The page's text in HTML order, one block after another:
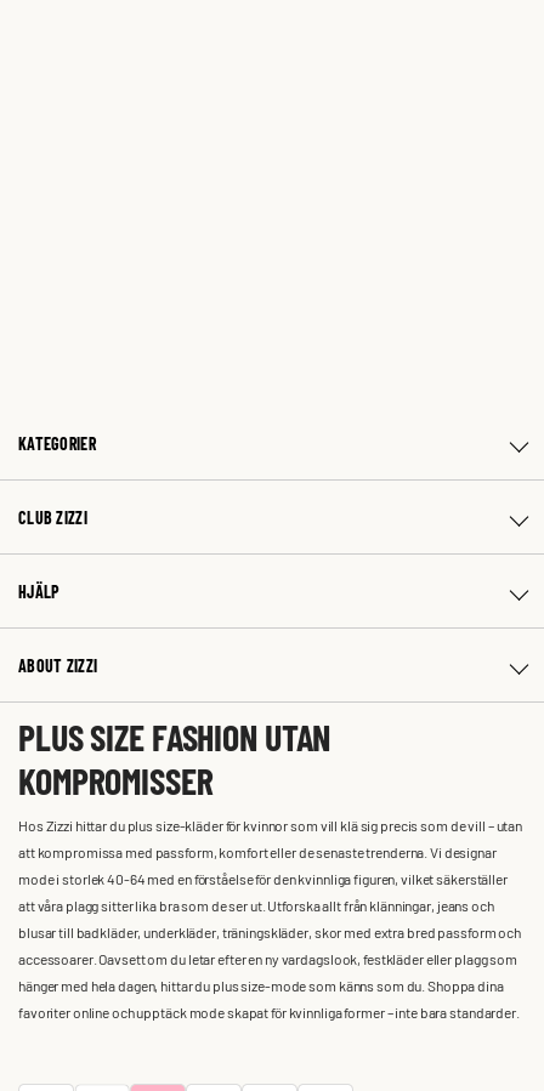
KATEGORIER
CLUB ZIZZI
HJÄLP
ABOUT ZIZZI
PLUS SIZE FASHION UTAN
KOMPROMISSER
Hos Zizzi hittar du plus size-kläder för kvinnor som vill klä sig precis som de vill – utan
att kompromissa med passform, komfort eller de senaste trenderna. Vi designar
mode i storlek 40-64 med en förståelse för den kvinnliga figuren, vilket säkerställer
att våra plagg sitter lika bra som de ser ut. Utforska allt från klänningar, jeans och
blusar till badkläder, underkläder, träningskläder, skor med extra bred passform och
accessoarer. Oavsett om du letar efter en ny vardagslook, festkläder eller plagg som
hänger med hela dagen, hittar du plus size-mode som känns som du. Shoppa dina
favoriter online och upptäck mode skapat för kvinnliga former – inte bara standarder.